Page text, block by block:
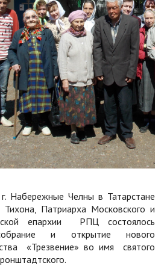
Набережные Челны в Татарстане
Тихона, Патриарха Московского и
епархии РПЦ состоялось
и открытие нового
«Трезвение» во имя святого